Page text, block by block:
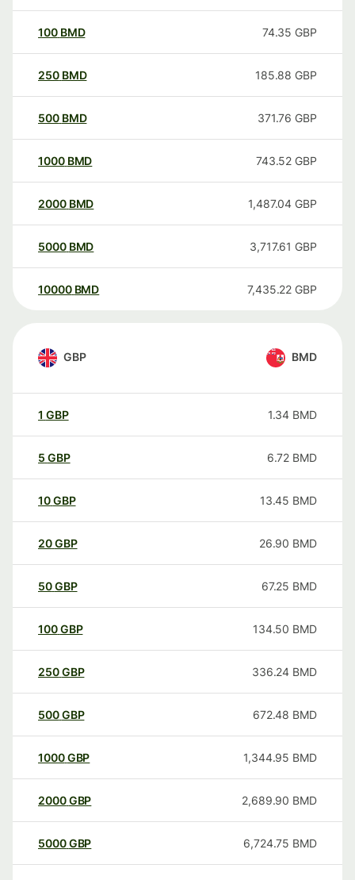
100 BMD 74.35 GBP
250 BMD 185.88 GBP
500 BMD 371.76 GBP
1000 BMD 743.52 GBP
2000 BMD 1,487.04 GBP
5000 BMD 3,717.61 GBP
10000 BMD 7,435.22 GBP
GBP BMD
1 GBP 1.34 BMD
5 GBP 6.72 BMD
10GBP 13.45 BMD
20GBP 26.90 BMD
50GBP 67.25 BMD
100GBP 134.50 BMD
250GBP 336.24 BMD
500GBP 672.48 BMD
1000GBP 1,344.95 BMD
2000GBP 2,689.90 BMD
5000GBP 6,724.75 BMD